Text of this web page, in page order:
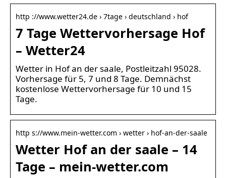
http ://www.wetter24.de › 7tage › deutschland › hof
7 Tage Wettervorhersage Hof
– Wetter24
Wetter in Hof an der saale, Postleitzahl 95028.
Vorhersage für 5, 7 und 8 Tage. Demnächst
kostenlose Wettervorhersage für 10 und 15
Tage.
http s://www.mein-wetter.com › wetter › hof-an-der-saale
Wetter Hof an der saale – 14
Tage – mein-wetter.com